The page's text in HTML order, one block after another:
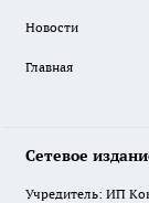
Новости
Главная
Сетевое
Учредитель: ИП